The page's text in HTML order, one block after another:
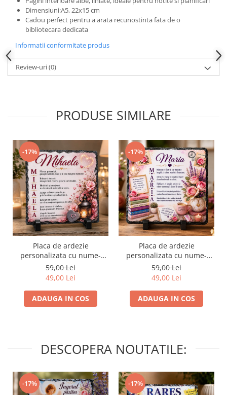
Dimensiuni:A5, 22x15 cm
Cadou perfect pentru a arata recunostinta fata de o
bibliotecara dedicata
Informatii conformitate produs
Review-uri(0)
PRODUSE SIMILARE
-17%
Placa de ardezie
personalizata cu nume-
Mihaela
59,00 Lei
49,00 Lei
ADAUGA IN COS
-17%
Placa de ardezie
personalizata cu nume-
Maria
59,00 Lei
49,00 Lei
ADAUGA IN COS
DESCOPERA NOUTATILE:
-17% -17%